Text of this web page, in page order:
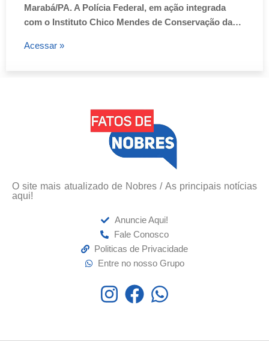
Marabá/PA. A Polícia Federal, em ação integrada
com o Instituto Chico Mendes de Conservação da…
Acessar »
O site mais atualizado de Nobres / As principais notícias
aqui!
Anuncie Aqui!
Fale Conosco
Politicas de Privacidade
Entre no nosso Grupo